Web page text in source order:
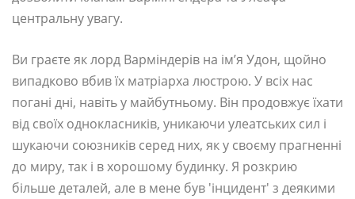
центральну увагу.
Ви граєте як лорд Варміндерів на ім’я Удон, щойно
випадково вбив їх матріарха люстрою. У всіх нас
погані дні, навіть у майбутньому. Він продовжує їхати
від своїх однокласників, уникаючи улеатських сил і
шукаючи союзників серед них, як у своєму прагненні
до миру, так і в хорошому будинку. Я розкрию
більше деталей, але в мене був 'інцидент' з деякими